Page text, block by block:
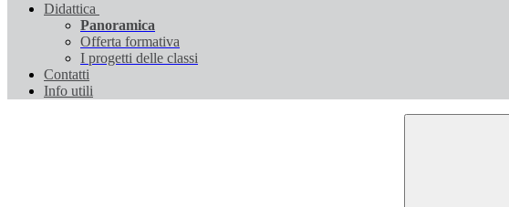
Didattica
Panoramica
Offerta formativa
I progetti delle classi
Contatti
Info utili